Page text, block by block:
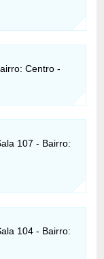
Centro -
107 - Bairro:
104 - Bairro: